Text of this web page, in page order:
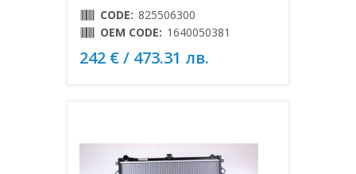
CODE: 825506300
OEM CODE: 1640050381
242 € / 473.31 лв.